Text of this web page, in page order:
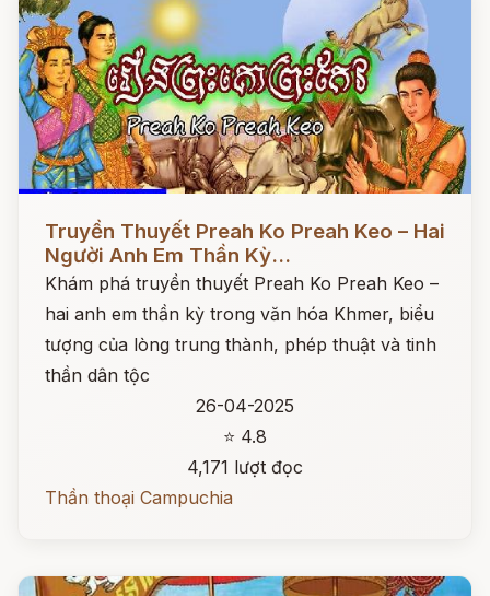
Đọc ngay
Truyền Thuyết Preah Ko Preah Keo – Hai
Người Anh Em Thần Kỳ...
Khám phá truyền thuyết Preah Ko Preah Keo –
hai anh em thần kỳ trong văn hóa Khmer, biểu
tượng của lòng trung thành, phép thuật và tinh
thần dân tộc
26-04-2025
⭐ 4.8
4,171 lượt đọc
Thần thoại Campuchia